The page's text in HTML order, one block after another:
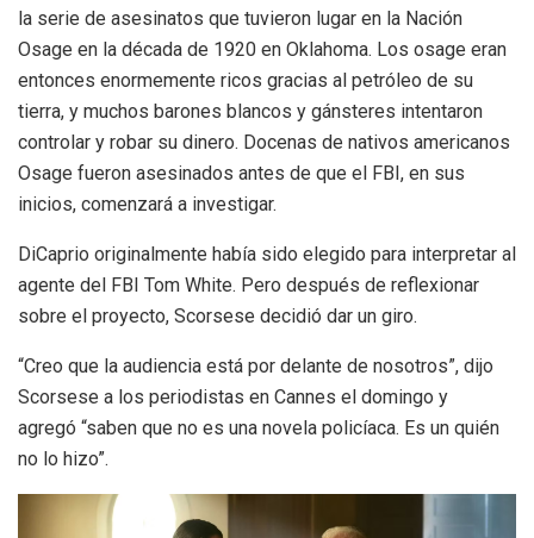
la serie de asesinatos que tuvieron lugar en la Nación
Osage en la década de 1920 en Oklahoma. Los osage eran
entonces enormemente ricos gracias al petróleo de su
tierra, y muchos barones blancos y gánsteres intentaron
controlar y robar su dinero. Docenas de nativos americanos
Osage fueron asesinados antes de que el FBI, en sus
inicios, comenzará a investigar.
DiCaprio originalmente había sido elegido para interpretar al
agente del FBI Tom White. Pero después de reflexionar
sobre el proyecto, Scorsese decidió dar un giro.
“Creo que la audiencia está por delante de nosotros”, dijo
Scorsese a los periodistas en Cannes el domingo y
agregó “saben que no es una novela policíaca. Es un quién
no lo hizo”.